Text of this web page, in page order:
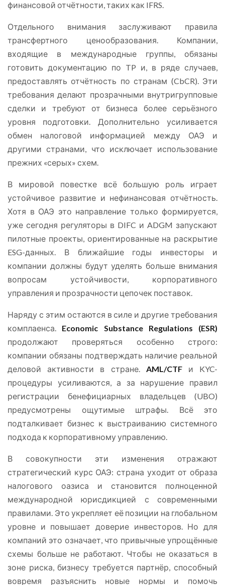
финансовой отчётности, таких как IFRS.
Отдельного внимания заслуживают правила
трансфертного ценообразования. Компании,
входящие в международные группы, обязаны
готовить документацию по TP и, в ряде случаев,
предоставлять отчётность по странам (CbCR). Эти
требования делают прозрачными внутригрупповые
сделки и требуют от бизнеса более серьёзного
уровня подготовки. Дополнительно усиливается
обмен налоговой информацией между ОАЭ и
другими странами, что исключает использование
прежних «серых» схем.
В мировой повестке всё большую роль играет
устойчивое развитие и нефинансовая отчётность.
Хотя в ОАЭ это направление только формируется,
уже сегодня регуляторы в DIFC и ADGM запускают
пилотные проекты, ориентированные на раскрытие
ESG-данных. В ближайшие годы инвесторы и
компании должны будут уделять больше внимания
вопросам устойчивости, корпоративного
управления и прозрачности цепочек поставок.
Наряду с этим остаются в силе и другие требования
комплаенса. Economic Substance Regulations (ESR)
продолжают проверяться особенно строго:
компании обязаны подтверждать наличие реальной
деловой активности в стране. AML/CTFи KYC-
процедуры усиливаются, а за нарушение правил
регистрации бенефициарных владельцев (UBO)
предусмотрены ощутимые штрафы. Всё это
подталкивает бизнес к выстраиванию системного
подхода к корпоративному управлению.
В совокупности эти изменения отражают
стратегический курс ОАЭ: страна уходит от образа
налогового оазиса и становится полноценной
международной юрисдикцией с современными
правилами. Это укрепляет её позиции на глобальном
уровне и повышает доверие инвесторов. Но для
компаний это означает, что привычные упрощённые
схемы больше не работают. Чтобы не оказаться в
зоне риска, бизнесу требуется партнёр, способный
вовремя разъяснить новые нормы и помочь